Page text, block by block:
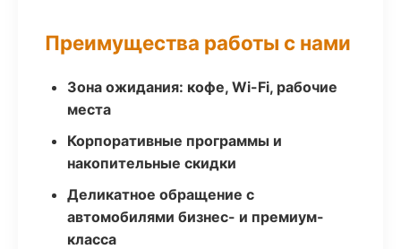
Преимущества работы с нами
Зона ожидания: кофе, Wi-Fi, рабочие
места
Корпоративные программы и
накопительные скидки
Деликатное обращение с
автомобилями бизнес- и премиум-
класса